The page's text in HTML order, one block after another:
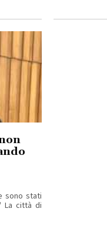
sono stati
La città di